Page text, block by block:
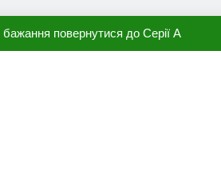
повернутися до Серії А